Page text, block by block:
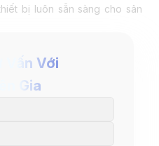
bị luôn sẵn sàng cho sản
Vấn Với
Gia